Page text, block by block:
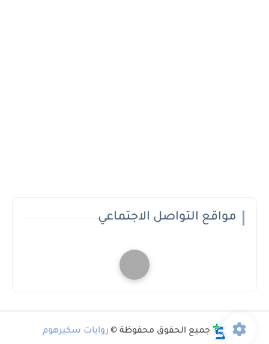
مواقع التواصل الاجتماعي
جميع الحقوق محفوظة © روايات سكيرهوم